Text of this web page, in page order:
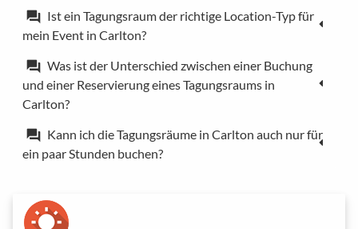
forum Ist ein Tagungsraum der richtige Location-Typ für
mein Event in Carlton?
forum Was ist der Unterschied zwischen einer Buchung
und einer Reservierung eines Tagungsraums in
Carlton?
forum Kann ich die Tagungsräume in Carlton auch nur für
ein paar Stunden buchen?